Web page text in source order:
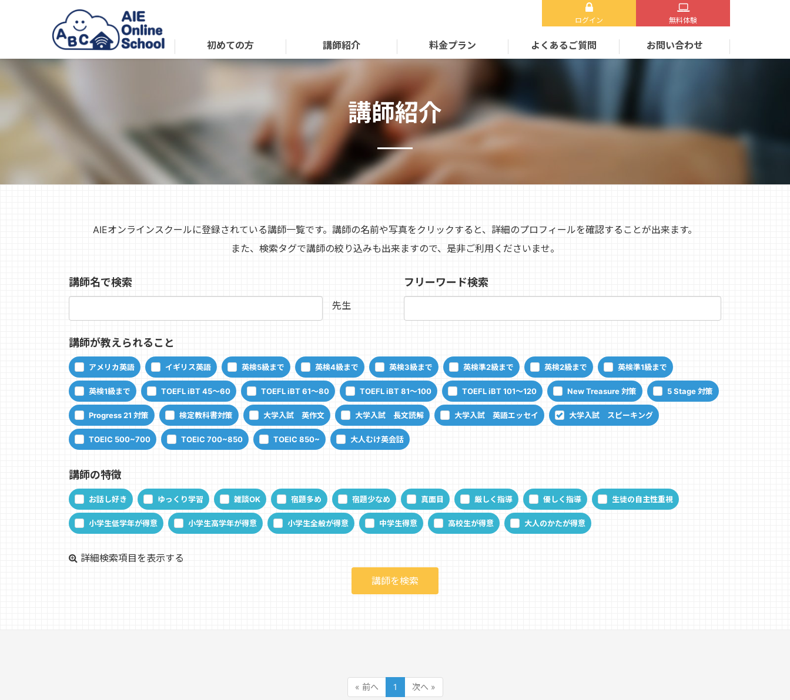
ログイン 無料体験
初めての方 講師紹介 料金プラン よくあるご質問 お問い合わせ
講師紹介
AIEオンラインスクールに登録されている講師一覧です。講師の名前や写真をクリックすると、詳細のプロフィールを確認することが出来ます。
また、検索タグで講師の絞り込みも出来ますので、是非ご利用くださいませ。
講師名で検索
先生
フリーワード検索
講師が教えられること
アメリカ英語 イギリス英語 英検5級まで 英検4級まで 英検3級まで 英検準2級まで 英検2級まで 英検準1級まで
英検1級まで TOEFL iBT 45～60 TOEFL iBT 61～80 TOEFL iBT 81～100 TOEFL iBT 101～120 New Treasure 対策 5 Stage 対策
Progress 21 対策 検定教科書対策 大学入試 英作文 大学入試 長文読解 大学入試 英語エッセイ 大学入試 スピーキング
TOEIC 500~700 TOEIC 700~850 TOEIC 850~ 大人むけ英会話
講師の特徴
お話し好き ゆっくり学習 雑談OK 宿題多め 宿題少なめ 真面目 厳しく指導 優しく指導 生徒の自主性重視
小学生低学年が得意 小学生高学年が得意 小学生全般が得意 中学生得意 高校生が得意 大人のかたが得意
詳細検索項目を表示する
« 前へ 1 次へ »